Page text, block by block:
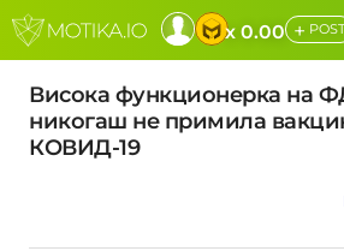
x 0.00 +
Висока функционерка на
никогаш не примила
КОВИД-19